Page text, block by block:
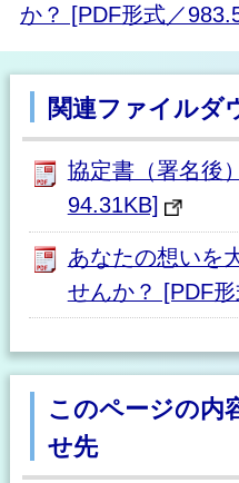
か？ [PDF形式／
関連ファイルダ
協定書（署名後
94.31KB]
あなたの想いを
せんか？ [PDF
このページの内
せ先